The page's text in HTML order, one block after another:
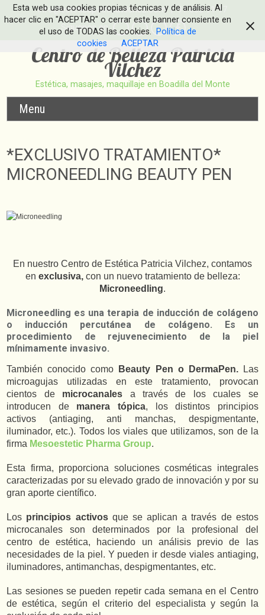
info@esteticapatriciavilchez.com| 91 633 91 17
Síguenos en
Centro de Belleza Patricia
Vilchez
Estética, masajes, maquillaje en Boadilla del Monte
Menu
*EXCLUSIVO TRATAMIENTO*
MICRONEEDLING BEAUTY PEN
En nuestro Centro de Estética Patricia Vilchez, contamos
en exclusiva,con un nuevo tratamiento de belleza:
Microneedling.
Microneedling es una terapia de inducción de colágeno
o inducción percutánea de colágeno. Es un
procedimiento de rejuvenecimiento de la piel
mínimamente invasivo.
También conocido como Beauty Pen o DermaPen.
Las
microagujas utilizadas en este tratamiento, provocan
cientos de microcanales a través de los cuales se
introducen de manera tópica, los distintos principios
activos (antiaging, anti manchas, despigmentante,
iluminador, etc.). Todos los viales que utilizamos, son de la
firma Mesoestetic Pharma Group.
Esta firma, proporciona soluciones cosméticas integrales
caracterizadas por su elevado grado de innovación y por su
gran aporte científico.
Los principios activosque se aplican a través de estos
microcanales son determinados por la profesional del
centro de estética, haciendo un análisis previo de las
necesidades de la piel. Y pueden ir desde viales antiaging,
iluminadores, antimanchas, despigmentantes, etc.
Las sesiones se pueden repetir cada semana en el Centro
de estética, según el criterio del especialista y según la
Esta web usa cookies propias técnicas y de análisis. Al
hacer clic en "ACEPTAR" o cerrar este banner consiente en
el uso de TODAS las cookies.
Política de
cookies
ACEPTAR